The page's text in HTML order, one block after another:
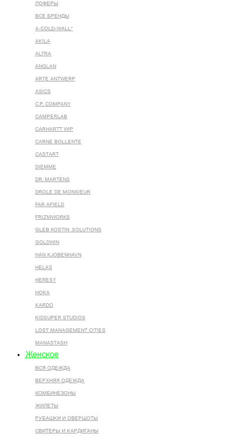
ЛОФЕРЫ
ВСЕ БРЕНДЫ
A-COLD-WALL*
AKILA
ALTRA
ANGLAN
ARTE ANTWERP
ASICS
C.P. COMPANY
CAMPERLAB
CARHARTT WIP
CARNE BOLLENTE
CASTART
DIEMME
DR. MARTENS
DROLE DE MONSIEUR
FAR AFIELD
FRIZMWORKS
GLEB KOSTIN .SOLUTIONS
GOLDWIN
HAN KJOBENHAVN
HELAS
HERESY
HOKA
KARDO
KIDSUPER STUDIOS
LOST MANAGEMENT CITIES
MANASTASH
Женское
ВСЯ ОДЕЖДА
ВЕРХНЯЯ ОДЕЖДА
КОМБИНЕЗОНЫ
ЖИЛЕТЫ
РУБАШКИ И ОВЕРШОТЫ
СВИТЕРЫ И КАРДИГАНЫ